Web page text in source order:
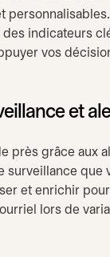
indicateurs
vos
et
près grâce aux
surveillance que
et enrichir
lors de